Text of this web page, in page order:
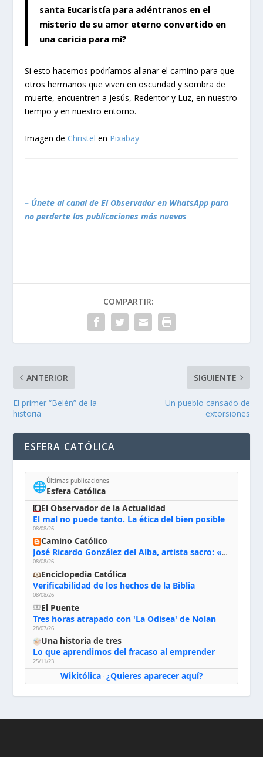
santa Eucaristía para adéntranos en el
misterio de su amor eterno convertido en
una caricia para mí?
Si esto hacemos podríamos allanar el camino para que
otros hermanos que viven en oscuridad y sombra de
muerte, encuentren a Jesús, Redentor y Luz, en nuestro
tiempo y en nuestro entorno.
Imagen de Christel en Pixabay
– Únete al canal de El Observador en WhatsApp para
no perderte las publicaciones más nuevas
COMPARTIR:
ANTERIOR
El primer “Belén” de la
historia
SIGUIENTE
Un pueblo cansado de
extorsiones
ESFERA CATÓLICA
🌐Últimas publicaciones
Esfera Católica
El Observador de la Actualidad
El mal no puede tanto. La ética del bien posible
08/08/26
Camino Católico
José Ricardo González del Alba, artista sacro: «Yo oro, hablo con Dios, le pido al Espíritu Santo su inspiración y siempre pinto rezando el rosario para que sea Él quien actúe a través de mis manos»
08/08/26
Enciclopedia Católica
Verificabilidad de los hechos de la Biblia
08/08/26
El Puente
Tres horas atrapado con 'La Odisea' de Nolan
28/07/26
Una historia de tres
Lo que aprendimos del fracaso al emprender
25/11/23
Wikitólica· ¿Quieres aparecer aquí?